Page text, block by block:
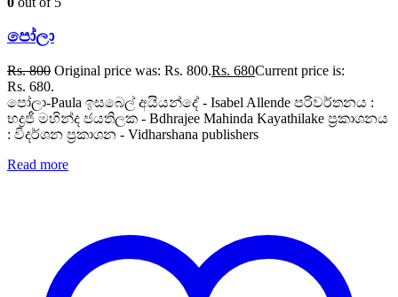
පෝලා
Rs.800 Original price was: Rs. 800.Rs. 680Current price is:
Rs. 680.
පෝලා-Paula ඉසබෙල් අයියන්දේ - Isabel Allende පරිවර්තනය :
භද්‍රජී මහින්ද ජයතිලක - Bdhrajee Mahinda Kayathilake ප්‍රකාශනය
: විදර්ශන ප්‍රකාශන - Vidharshana publishers
Read more